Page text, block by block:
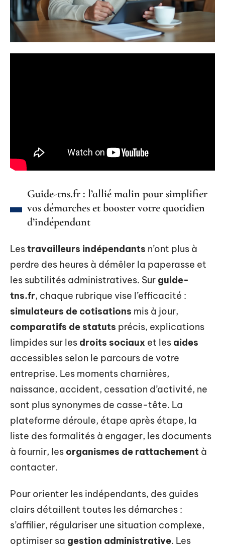
Guide-tns.fr : l’allié malin pour simplifier
vos démarches et booster votre quotidien
d’indépendant
Lestravailleurs indépendants n’ont plus à
perdre des heures à démêler la paperasse et
les subtilités administratives. Sur guide-
tns.fr, chaque rubrique vise l’efficacité :
simulateurs de cotisations mis à jour,
comparatifs de statuts précis, explications
limpides sur les droits sociaux et les aides
accessibles selon le parcours de votre
entreprise. Les moments charnières,
naissance, accident, cessation d’activité, ne
sont plus synonymes de casse-tête. La
plateforme déroule, étape après étape, la
liste des formalités à engager, les documents
à fournir, les organismes de rattachement à
contacter.
Pour orienter les indépendants, des guides
clairs détaillent toutes les démarches :
s’affilier, régulariser une situation complexe,
optimiser sa gestion administrative. Les